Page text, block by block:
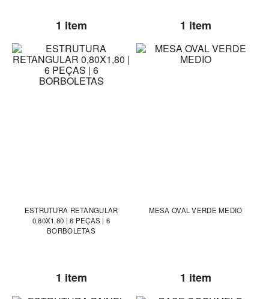
1 item 1 item
ESTRUTURA RETANGULAR
0,80X1,80 | 6 PEÇAS | 6
BORBOLETAS
1 item
MESA OVAL VERDE MEDIO
1 item